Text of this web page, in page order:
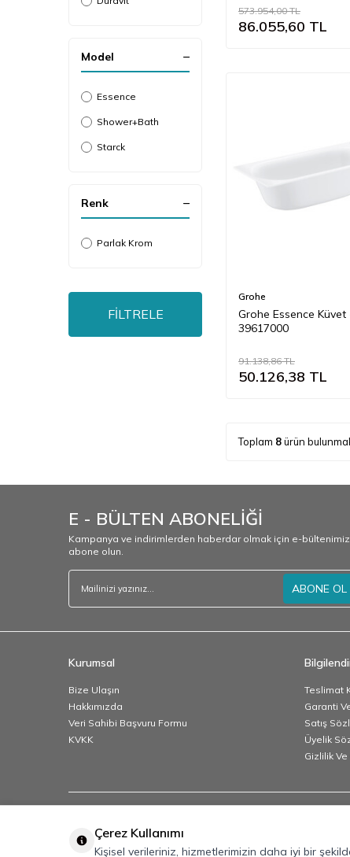
Model
Essence
Shower+Bath
Starck
Renk
Parlak Krom
FİLTRELE
573.954,00TL
86.055,60 TL
Grohe
Grohe Essence Küvet
39617000
91.138,86TL
50.126,38 TL
Toplam 8ürün
E - BÜLTEN ABONELİĞİ
Kampanya ve indirimlerden haberdar olmak için e-
abone olun.
ABONE OL
Kurumsal
Bize Ulaşın
Hakkımızda
Veri Sahibi Başvuru Formu
KVKK
Teslimat
Garanti
Satış
Üyelik
Gizlilik
Çerez Kullanımı
Kişisel verileriniz, hizmetlerimizin daha iyi bir